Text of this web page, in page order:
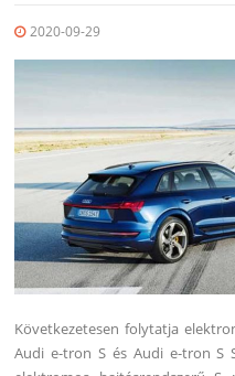
2020-09-29
Következetesen folytatja
Audi e-tron S és Audi e-tron S